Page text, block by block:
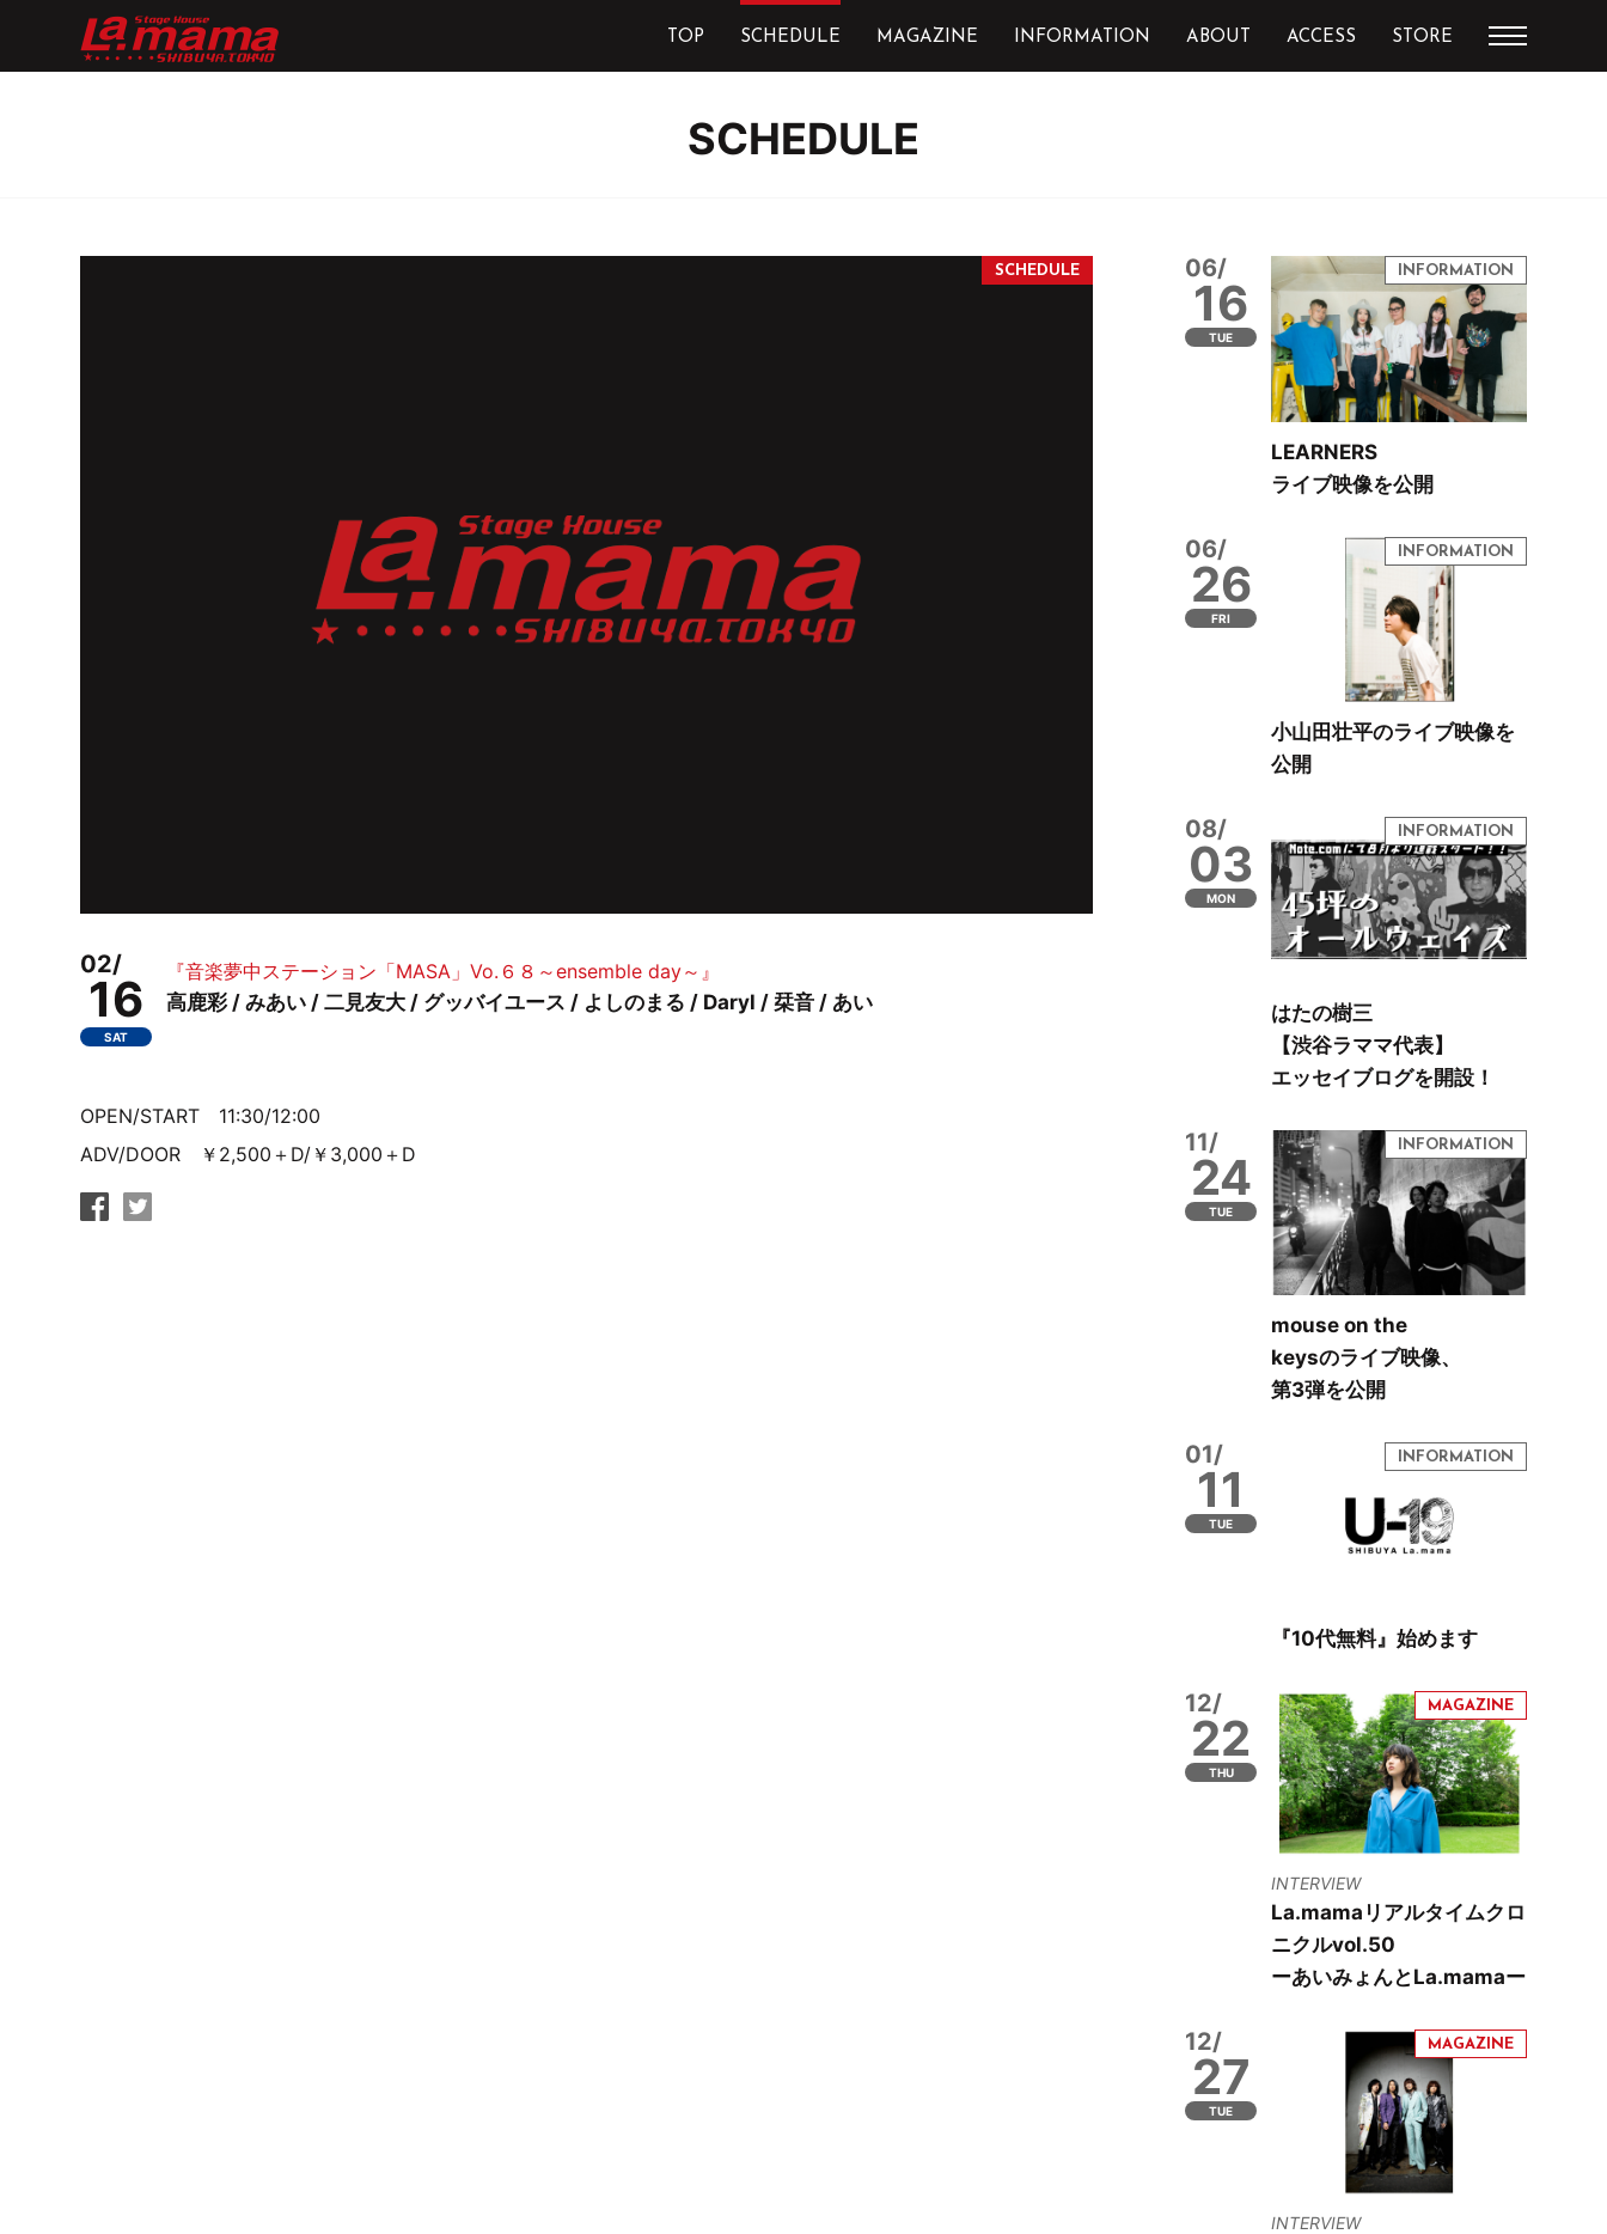
TOP SCHEDULE MAGAZINE INFORMATION ABOUT ACCESS STORE
SCHEDULE
02/
16
SAT
『音楽夢中ステーション「MASA」Vo.６８～ensemble day～』
高鹿彩 / みあい / 二見友大 / グッバイユース / よしのまる / Daryl / 栞音 / あい
OPEN/START 11:30/12:00
ADV/DOOR ￥2,500＋D/￥3,000＋D
06/
16
TUE
LEARNERS
ライブ映像を公開
06/
26
FRI
小山田壮平のライブ映像を
公開
08/
03
MON
はたの樹三
【渋谷ラママ代表】
エッセイブログを開設！
11/
24
TUE
mouse on the
keysのライブ映像、
第3弾を公開
01/
11
TUE
『10代無料』始めます
12/
22
THU
INTERVIEW
La.mamaリアルタイムクロ
ニクルvol.50
ーあいみょんとLa.mamaー
12/
27
TUE
INTERVIEW